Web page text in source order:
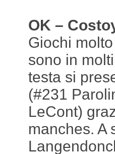
OK –
Giochi
sono in
testa si
(#231
LeCont)
manches. A